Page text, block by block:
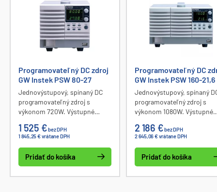
Programovateľný DC zdroj
GW Instek PSW 80-27
Jednovýstupový, spínaný DC
programovateľný zdroj s
výkonom 720W. Výstupné
Zdroj poskytuje konštantný
výkon v celom rozsahu
výstupného napätia a prúdu. K
dispozícii je ovládač pre
1 525 €bez DPH
1 845,25 € vrátane DPH
Pridať do košíka
Programovateľný DC
GW Instek PSW 160-21,6
Jednovýstupový, spínaný
programovateľný zdroj s
výkonom 1080W. Výstupné
21,6A. Zdroj poskytuje
konštantný výkon v celom
rozsahu výstupného
prúdu. K dispozícii je
2 186 €bez DPH
2 645,06 € vrátane DPH
Pridať do košíka